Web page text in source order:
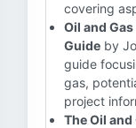
covering
Oil and
Guide by
guide
gas,
project
The Oil